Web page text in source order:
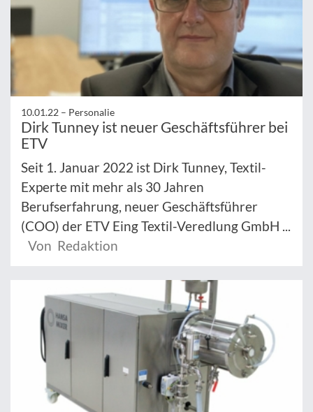
10.01.22 – Personalie
Dirk Tunney ist neuer Geschäftsführer bei
ETV
Seit 1. Januar 2022 ist Dirk Tunney, Textil-
Experte mit mehr als 30 Jahren
Berufserfahrung, neuer Geschäftsführer
(COO) der ETV Eing Textil-Veredlung GmbH ...
Von Redaktion